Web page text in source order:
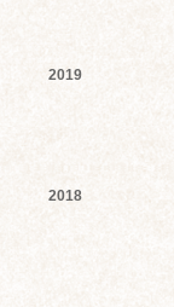
2019
2018